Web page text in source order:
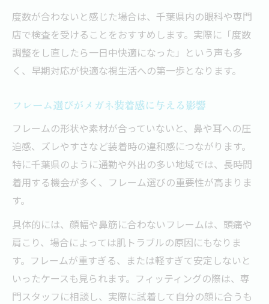
視力低下を防ぐための早期対策ポイント
眼科受診が必要なメガネ不調の見極め方
ドライアイや肩こりへのメガネ対策
眼科での検査が必要となるメガネの不調サイン
メガネ装着時に現れる要注意サイン
視力変化を感じたら検査を受けるべき理由
眼科で分かるメガネの不調とその解決策
白内障や緑内障が疑われる時の対応方法
視力低下を防ぐためのメガネ調整ポイント
定期的な視力検査とメガネ調整の重要性
メガネで防ぐ視力低下のための生活習慣
千葉県で実践する最適なメガネ調整法
度数が合わないと感じた場合は、千葉県内の眼科や専門
店で検査を受けることをおすすめします。実際に「度数
調整をし直したら一日中快適になった」という声も多
く、早期対応が快適な視生活への第一歩となります。
フレーム選びがメガネ装着感に与える影響
フレームの形状や素材が合っていないと、鼻や耳への圧
迫感、ズレやすさなど装着時の違和感につながります。
特に千葉県のように通勤や外出の多い地域では、長時間
着用する機会が多く、フレーム選びの重要性が高まりま
す。
具体的には、顔幅や鼻筋に合わないフレームは、頭痛や
肩こり、場合によっては肌トラブルの原因にもなりま
す。フレームが重すぎる、または軽すぎて安定しないと
いったケースも見られます。フィッティングの際は、専
門スタッフに相談し、実際に試着して自分の顔に合うも